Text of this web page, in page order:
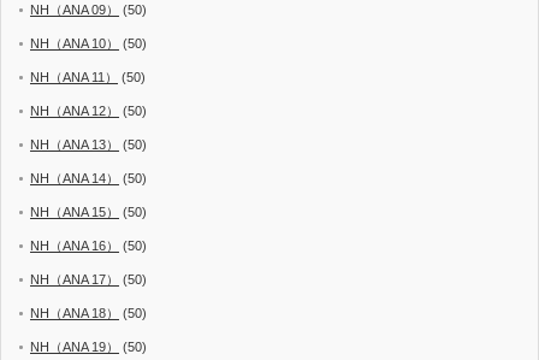
NH（ANA 09） (50)
NH（ANA 10） (50)
NH（ANA 11） (50)
NH（ANA 12） (50)
NH（ANA 13） (50)
NH（ANA 14） (50)
NH（ANA 15） (50)
NH（ANA 16） (50)
NH（ANA 17） (50)
NH（ANA 18） (50)
NH（ANA 19） (50)